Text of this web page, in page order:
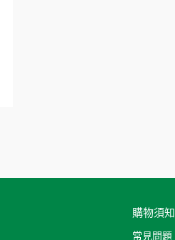
購物須知
常見問題